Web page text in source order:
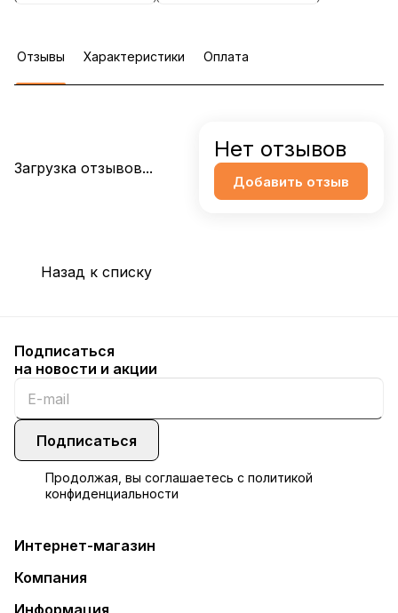
Отзывы Характеристики Оплата
Загрузка отзывов...
Нет отзывов
Добавить отзыв
Назад к списку
Подписаться
на новости и акции
Подписаться
Продолжая, вы соглашаетесь с политикой
конфиденциальности
Интернет-магазин
Компания
Информация